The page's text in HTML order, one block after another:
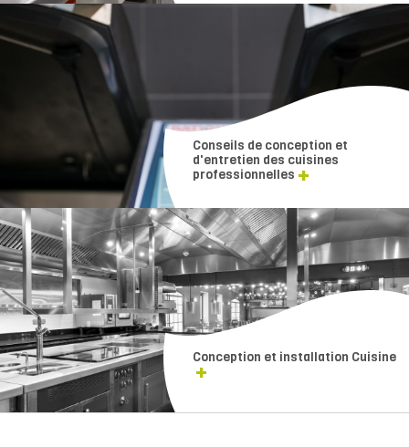
Conseils de conception et
d'entretien des cuisines
professionnelles
Conception et installation Cuisine